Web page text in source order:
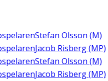
Stefan Olsson (M)
Jacob Risberg (MP)
Stefan Olsson (M)
Jacob Risberg (MP)